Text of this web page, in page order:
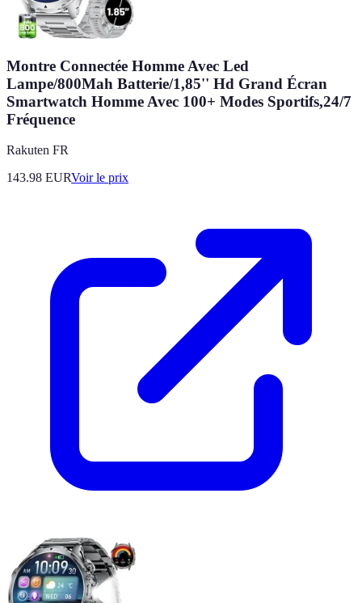
Montre Connectée Homme Avec Led
Lampe/800Mah Batterie/1,85'' Hd Grand Écran
Smartwatch Homme Avec 100+ Modes Sportifs,24/7
Fréquence
Rakuten FR
143.98 EURVoir le prix